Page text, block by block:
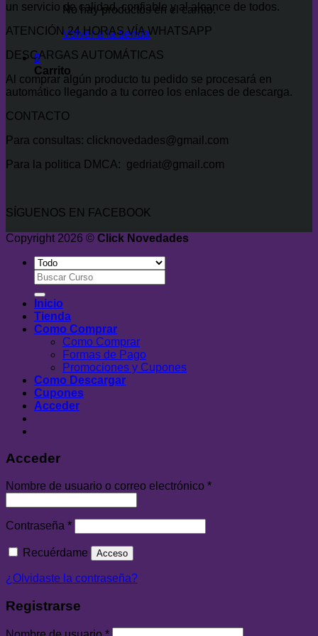
No hay productos en el carrito.
Volver a la tienda
0
Carrito
un servicio de calidad, confiable y al alcance de todos.
ATENCIÓN 24 HORAS VÍA WHATSAPP
DESCARGAS AUTOMÁTICAS
Al comprar algún producto tu pedido se procesará en
automático llegando a tu correo los enlaces de descarga.
CONTACTO
Para consultas: clicknovedades@gmail.com
Para la politica DMCA: gedriat@gmail.com
SÍGUENOS EN FACEBOOK
Copyright 2026 © Click Novedades
Buscar
por:
Inicio
Tienda
Como Comprar
Como Comprar
Formas de Pago
Promociones y Cupones
Como Descargar
Cupones
Acceder
Acceder
Nombre de usuario o correo electrónico *
Contraseña *
Recuérdame Acceso
¿Olvidaste la contraseña?
Registrarse